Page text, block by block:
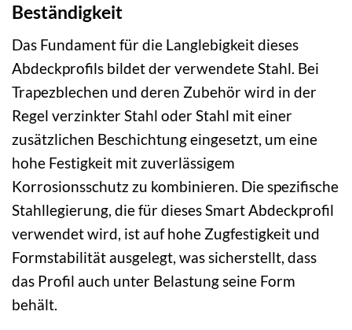
Beständigkeit
Das Fundament für die Langlebigkeit dieses
Abdeckprofils bildet der verwendete Stahl. Bei
Trapezblechen und deren Zubehör wird in der
Regel verzinkter Stahl oder Stahl mit einer
zusätzlichen Beschichtung eingesetzt, um eine
hohe Festigkeit mit zuverlässigem
Korrosionsschutz zu kombinieren. Die spezifische
Stahllegierung, die für dieses Smart Abdeckprofil
verwendet wird, ist auf hohe Zugfestigkeit und
Formstabilität ausgelegt, was sicherstellt, dass
das Profil auch unter Belastung seine Form
behält.